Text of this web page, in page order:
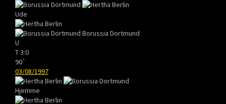
Ude
Borussia Dortmund
U
T3:0
90`
03/08/1997
Hjemme